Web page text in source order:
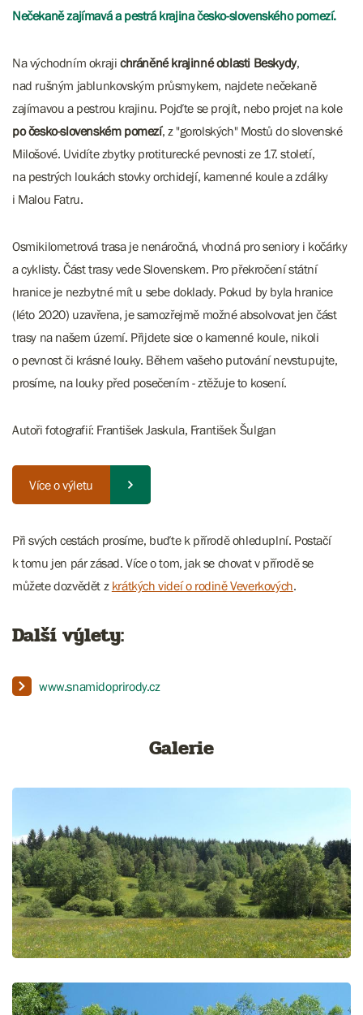
Nečekaně zajímavá a pestrá krajina česko-slovenského pomezí.
Na východním okraji chráněné krajinné oblasti Beskydy,
nad rušným jablunkovským průsmykem, najdete nečekaně
zajímavou a pestrou krajinu. Pojďte se projít, nebo projet na kole
po česko-slovenském pomezí, z "gorolských" Mostů do slovenské
Milošové. Uvidíte zbytky protiturecké pevnosti ze 17. století,
na pestrých loukách stovky orchidejí, kamenné koule a zdálky
i Malou Fatru.
Osmikilometrová trasa je nenáročná, vhodná pro seniory i kočárky
a cyklisty. Část trasy vede Slovenskem. Pro překročení státní
hranice je nezbytné mít u sebe doklady. Pokud by byla hranice
(léto 2020) uzavřena, je samozřejmě možné absolvovat jen část
trasy na našem území. Přijdete sice o kamenné koule, nikoli
o pevnost či krásné louky. Během vašeho putování nevstupujte,
prosíme, na louky před posečením - ztěžuje to kosení.
Autoři fotografií: František Jaskula, František Šulgan
Více o výletu
Při svých cestách prosíme, buďte k přírodě ohleduplní. Postačí
k tomu jen pár zásad. Více o tom, jak se chovat v přírodě se
můžete dozvědět z krátkých videí o rodině Veverkových.
Další výlety:
www.snamidoprirody.cz
Galerie